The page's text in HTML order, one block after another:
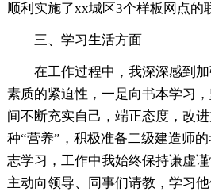
顺利实施了xx城区3个样板网点的
三、学习生活方面
在工作过程中，我深深感到
素质的紧迫性，一是向书本学习
间不断充实自己，端正态度，改
种“营养”，积极准备二级建造师
志学习，工作中我始终保持谦虚
主动向领导、同事们请教，学习